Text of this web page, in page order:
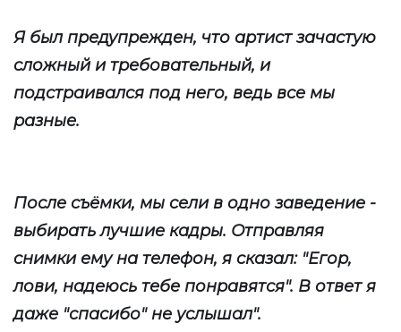
Я был предупрежден, что артист зачастую
сложный и требовательный, и
подстраивался под него, ведь все мы
разные.
После съёмки, мы сели в одно заведение -
выбирать лучшие кадры. Отправляя
снимки ему на телефон, я сказал: "Егор,
лови, надеюсь тебе понравятся". В ответ я
даже "спасибо" не услышал".